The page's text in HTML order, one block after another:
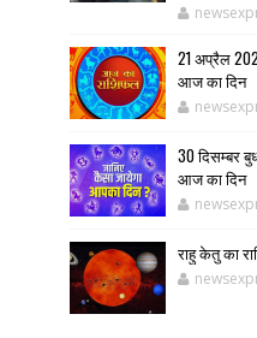
21 अप्रैल
आज का दिन
30 दिसम्बर
आज का दिन
राहु केतु का